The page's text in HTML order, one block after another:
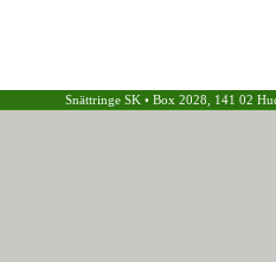
Snättringe SK • Box 2028, 141 02